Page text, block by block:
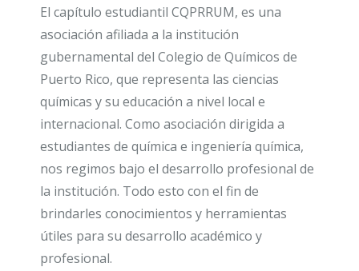
El capítulo estudiantil CQPRRUM, es una
asociación afiliada a la institución
gubernamental del Colegio de Químicos de
Puerto Rico, que representa las ciencias
químicas y su educación a nivel local e
internacional. Como asociación dirigida a
estudiantes de química e ingeniería química,
nos regimos bajo el desarrollo profesional de
la institución. Todo esto con el fin de
brindarles conocimientos y herramientas
útiles para su desarrollo académico y
profesional.